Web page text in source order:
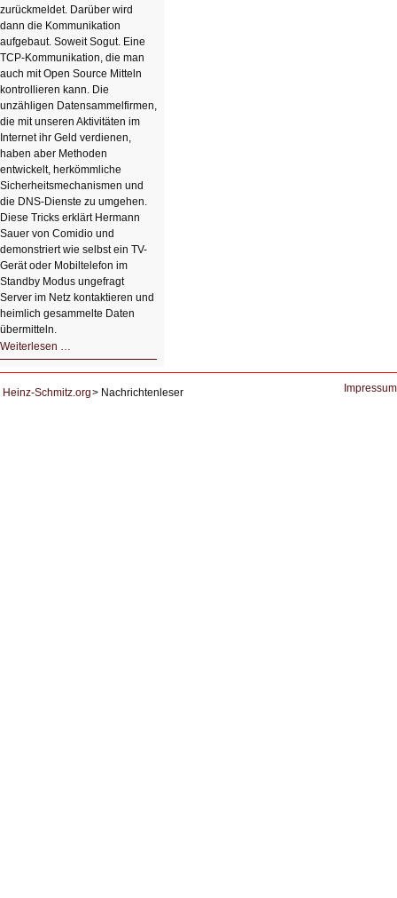
zurückmeldet. Darüber wird
dann die Kommunikation
aufgebaut. Soweit Sogut. Eine
TCP-Kommunikation, die man
auch mit Open Source Mitteln
kontrollieren kann. Die
unzähligen Datensammelfirmen,
die mit unseren Aktivitäten im
Internet ihr Geld verdienen,
haben aber Methoden
entwickelt, herkömmliche
Sicherheitsmechanismen und
die DNS-Dienste zu umgehen.
Diese Tricks erklärt Hermann
Sauer von Comidio und
demonstriert wie selbst ein TV-
Gerät oder Mobiltelefon im
Standby Modus ungefragt
Server im Netz kontaktieren und
heimlich gesammelte Daten
übermitteln.
Weiterlesen …
DNS
Heinz-Schmitz.org
Nachrichtenleser Impressum